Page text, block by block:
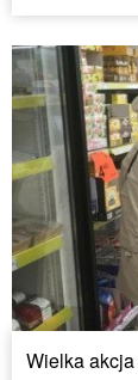
Wielka